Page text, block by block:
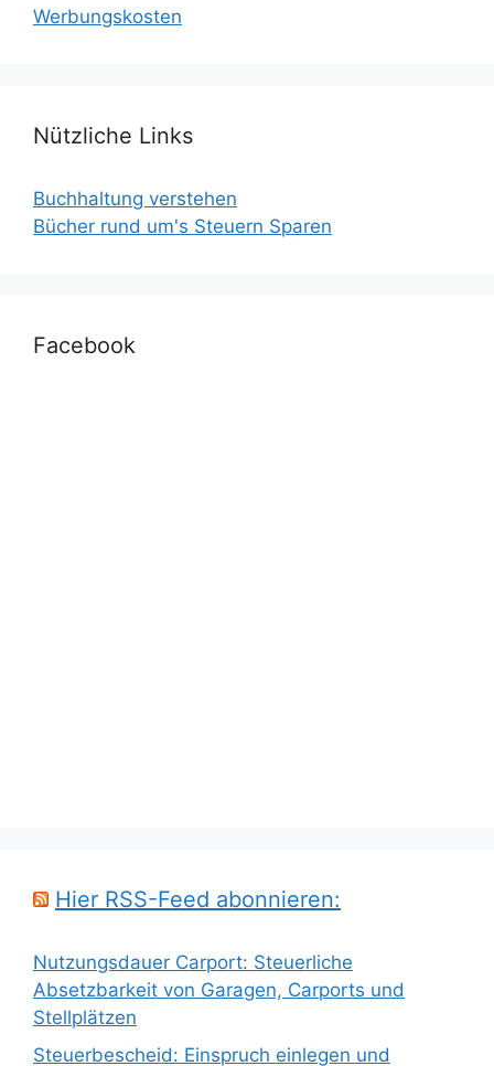
Werbungskosten
Nützliche Links
Buchhaltung verstehen
Bücher rund um's Steuern Sparen
Facebook
Hier RSS-Feed abonnieren:
Nutzungsdauer Carport: Steuerliche
Absetzbarkeit von Garagen, Carports und
Stellplätzen
Steuerbescheid: Einspruch einlegen und